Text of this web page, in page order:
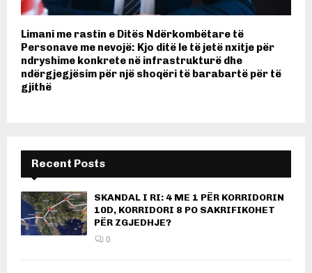
Limani me rastin e Ditës Ndërkombëtare të
Personave me nevojë: Kjo ditë le të jetë nxitje për
ndryshime konkrete në infrastrukturë dhe
ndërgjegjësim për një shoqëri të barabartë për të
gjithë
Recent Posts
SKANDAL I RI: 4 ME 1 PËR KORRIDORIN
10D, KORRIDORI 8 PO SAKRIFIKOHET
PËR ZGJEDHJE?
0